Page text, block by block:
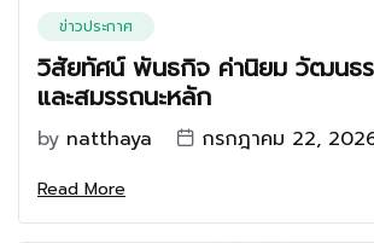
ข่าวประกาศ
วิสัยทัศน์ พันธกิจ ค่านิยม วัฒนธ
และสมรรถนะหลัก
by natthaya กรกฎาคม 22,
Read More